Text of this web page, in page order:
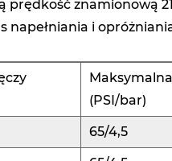
znamionową
napełniania i
(PSI/bar)
65/4,5